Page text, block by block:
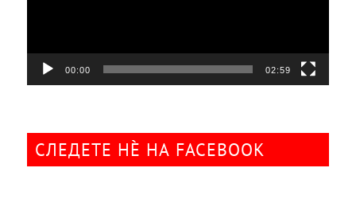
00:00 02:59
СЛЕДЕТЕ НÈ НА FACEBOOK